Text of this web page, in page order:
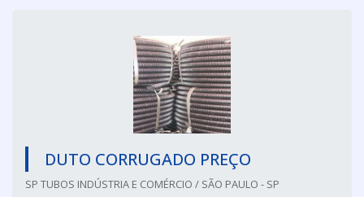
DUTO CORRUGADO PREÇO
SP TUBOS INDÚSTRIA E COMÉRCIO / SÃO PAULO - SP